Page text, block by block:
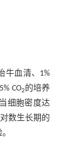
牛血清、1%
CO2 的培养
细胞密度达
数生长期的